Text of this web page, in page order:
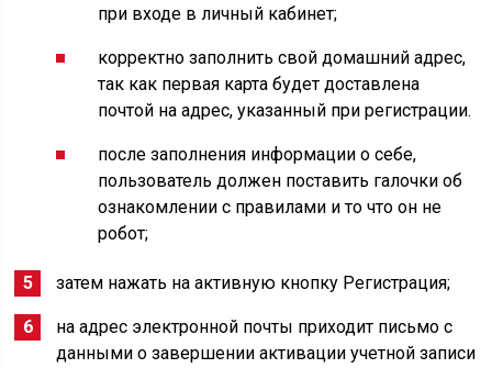
при входе в личный кабинет;
корректно заполнить свой домашний адрес,
так как первая карта будет доставлена
почтой на адрес, указанный при регистрации.
после заполнения информации о себе,
пользователь должен поставить галочки об
ознакомлении с правилами и то что он не
робот;
затем нажать на активную кнопку Регистрация;
на адрес электронной почты приходит письмо с
данными о завершении активации учетной записи